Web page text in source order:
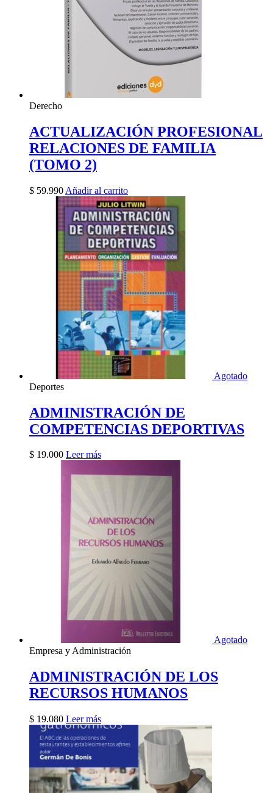
Derecho
ACTUALIZACIÓN PROFESIONAL
RELACIONES DE FAMILIA
(TOMO 2)
$ 59.990 Añadir al carrito
Agotado
Deportes
ADMINISTRACIÓN DE
COMPETENCIAS DEPORTIVAS
$ 19.000 Leer más
Agotado
Empresa y Administración
ADMINISTRACIÓN DE LOS
RECURSOS HUMANOS
$ 19.080 Leer más